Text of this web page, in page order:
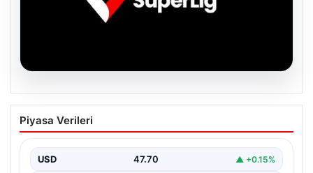
06.08.2026
TFF’den isim sponsorluğu açıklaması!
Trendyol Süper Lig…
Piyasa Verileri
USD 47.70 ▲ +0.15%